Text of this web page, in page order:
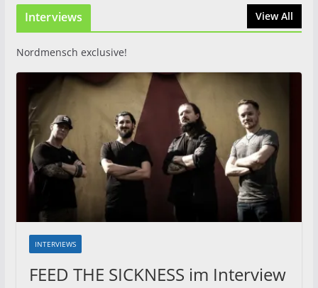
Interviews View All
Nordmensch exclusive!
INTERVIEWS
FEED THE SICKNESS im Interview